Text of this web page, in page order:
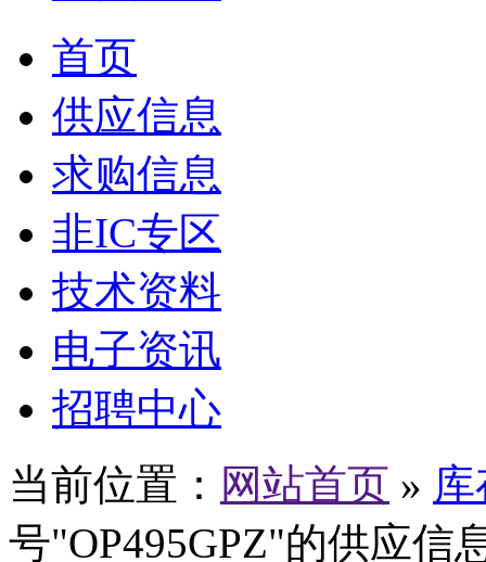
首页
供应信息
求购信息
非IC专区
技术资料
电子资讯
招聘中心
当前位置： 网站首页 »
号"OP495GPZ"的供应信